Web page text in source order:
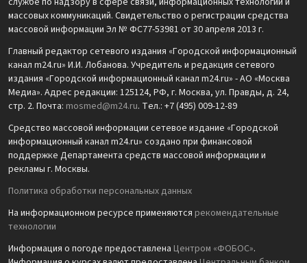
массовых коммуникаций. Свидетельство о регистрации средства
массовой информации Эл № ФС77-53981 от 30 апреля 2013 г.
Главный редактор сетевого издания «Городской информационный
канал m24.ru» И.И. Лобанова. Учредитель и редакция сетевого
издания «Городской информационный канал m24.ru» - АО «Москва
Медиа». Адрес редакции: 125124, РФ, г. Москва, ул. Правды, д. 24,
стр. 2. Почта: mosmed@m24.ru. Тел.: +7 (495) 009-12-89
Средство массовой информации сетевое издание «Городской
информационный канал m24.ru» создано при финансовой
поддержке Департамента средств массовой информации и
рекламы г. Москвы.
Политика обработки персональных данных
На информационном ресурсе применяются рекомендательные
технологии
Информация о погоде предоставлена Центром «ФОБОС».